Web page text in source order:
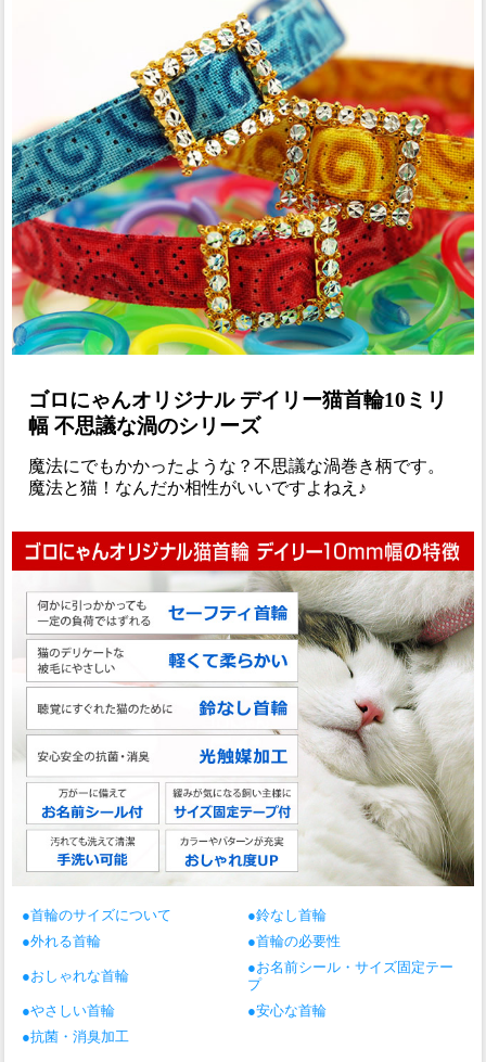
ゴロにゃんオリジナル デイリー猫首輪10ミリ
幅 不思議な渦のシリーズ
魔法にでもかかったような？不思議な渦巻き柄です。
魔法と猫！なんだか相性がいいですよねえ♪
●首輪のサイズについて
●鈴なし首輪
●外れる首輪
●首輪の必要性
●おしゃれな首輪
●お名前シール・サイズ固定テー
プ
●やさしい首輪
●安心な首輪
●抗菌・消臭加工